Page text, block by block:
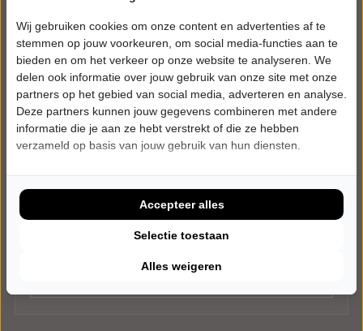
ZATERDAG 27 MAART 2027 • 20:15 UUR
Esther van der Voort
Kunstlinie
Almere
Wij gebruiken cookies om onze content en advertenties af te
stemmen op jouw voorkeuren, om social media-functies aan te
bieden en om het verkeer op onze website te analyseren. We
delen ook informatie over jouw gebruik van onze site met onze
partners op het gebied van social media, adverteren en analyse.
Deze partners kunnen jouw gegevens combineren met andere
informatie die je aan ze hebt verstrekt of die ze hebben
verzameld op basis van jouw gebruik van hun diensten.
Alles weigeren
Selectie toestaan
Accepteer alles